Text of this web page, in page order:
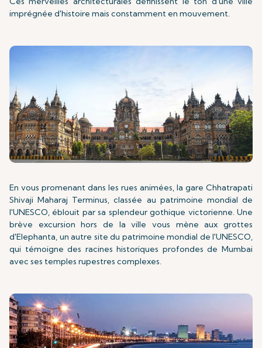
imprégnée d'histoire mais constamment en mouvement.
En vous promenant dans les rues animées, la gare Chhatrapati
Shivaji Maharaj Terminus, classée au patrimoine mondial de
l'UNESCO, éblouit par sa splendeur gothique victorienne. Une
brève excursion hors de la ville vous mène aux grottes
d'Elephanta, un autre site du patrimoine mondial de l'UNESCO,
qui témoigne des racines historiques profondes de Mumbai
avec ses temples rupestres complexes.